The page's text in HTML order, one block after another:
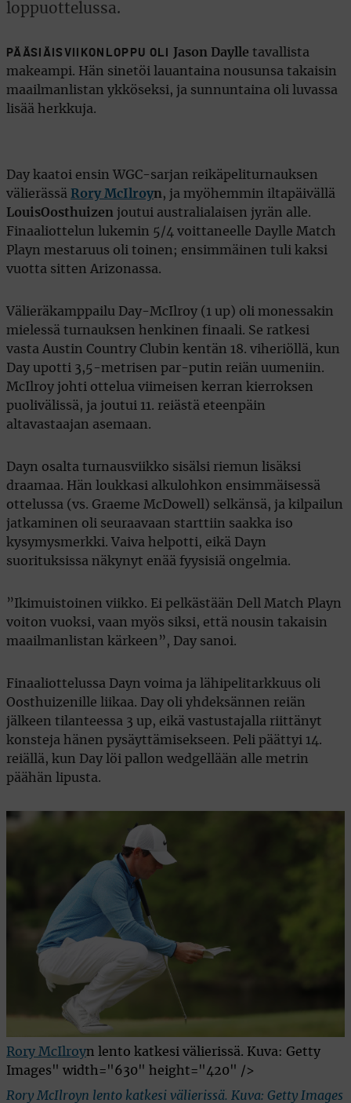
loppuottelussa.
PÄÄSIÄISVIIKONLOPPU OLI Jason Daylle tavallista
makeampi. Hän sinetöi lauantaina nousunsa takaisin
maailmanlistan ykköseksi, ja sunnuntaina oli luvassa
lisää herkkuja.
Day kaatoi ensin WGC-sarjan reikäpeliturnauksen
välierässä Rory McIlroyn, ja myöhemmin iltapäivällä
LouisOosthuizen joutui australialaisen jyrän alle.
Finaaliottelun lukemin 5/4 voittaneelle Daylle Match
Playn mestaruus oli toinen; ensimmäinen tuli kaksi
vuotta sitten Arizonassa.
Välieräkamppailu Day-McIlroy (1 up) oli monessakin
mielessä turnauksen henkinen finaali. Se ratkesi
vasta Austin Country Clubin kentän 18. viheriöllä, kun
Day upotti 3,5-metrisen par-putin reiän uumeniin.
McIlroy johti ottelua viimeisen kerran kierroksen
puolivälissä, ja joutui 11. reiästä eteenpäin
altavastaajan asemaan.
Dayn osalta turnausviikko sisälsi riemun lisäksi
draamaa. Hän loukkasi alkulohkon ensimmäisessä
ottelussa (vs. Graeme McDowell) selkänsä, ja kilpailun
jatkaminen oli seuraavaan starttiin saakka iso
kysymysmerkki. Vaiva helpotti, eikä Dayn
suorituksissa näkynyt enää fyysisiä ongelmia.
”Ikimuistoinen viikko. Ei pelkästään Dell Match Playn
voiton vuoksi, vaan myös siksi, että nousin takaisin
maailmanlistan kärkeen”, Day sanoi.
Finaaliottelussa Dayn voima ja lähipelitarkkuus oli
Oosthuizenille liikaa. Day oli yhdeksännen reiän
jälkeen tilanteessa 3 up, eikä vastustajalla riittänyt
konsteja hänen pysäyttämisekseen. Peli päättyi 14.
reiällä, kun Day löi pallon wedgellään alle metrin
päähän lipusta.
Rory McIlroyn lento katkesi välierissä. Kuva: Getty
Images" width="630" height="420" />
Rory McIlroyn lento katkesi välierissä. Kuva: Getty Images